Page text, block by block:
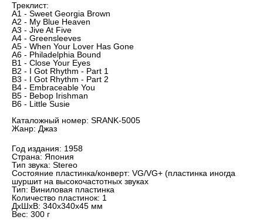
Треклист:
A1 - Sweet Georgia Brown
A2 - My Blue Heaven
A3 - Jive At Five
A4 - Greensleeves
A5 - When Your Lover Has Gone
A6 - Philadelphia Bound
B1 - Close Your Eyes
B2 - I Got Rhythm - Part 1
B3 - I Got Rhythm - Part 2
B4 - Embraceable You
B5 - Bebop Irishman
B6 - Little Susie
Каталожный номер: SRANK-5005
Жанр: Джаз
Год издания: 1958
Страна: Япония
Тип звука: Stereo
Состояние пластинка/конверт: VG/VG+ (пластинка иногда
шуршит на высокочастотных звуках
Тип: Виниловая пластинка
Количество пластинок: 1
ДxШxВ: 340x340x45 мм
Вес: 300 г